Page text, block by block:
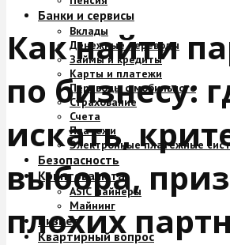
Банки и сервисы
Вклады
Денежные переводы
Займы и кредиты
Карты и платежи
Переводы с мобильного
Страхование
Счета
Платежи
Электронные платежные
Безопасность
Криптовалюта
ASIC майнеры
Майнинг
Бизнес
Квартирный вопрос
Как найти
по бизнесу:
искать,
выбора,
плохих